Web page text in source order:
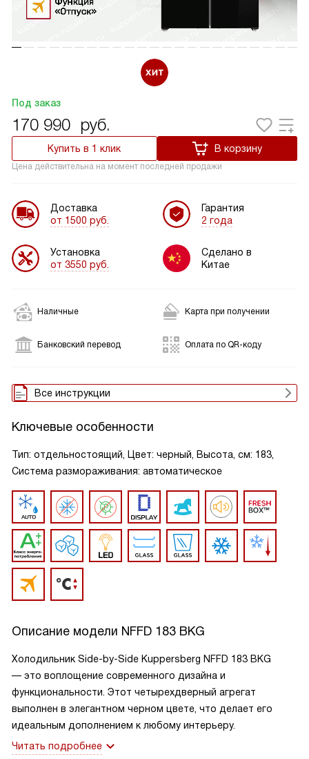
Под заказ
170 990 руб.
Купить в 1 клик В корзину
Цена действительна на момент последней продажи
Доставка
от 1500 руб.
Установка
от 3550 руб.
Гарантия
2 года
Сделано в
Китае
Наличные Карта при получении
Банковский перевод Оплата по QR-коду
Все инструкции
Ключевые особенности
Тип: отдельностоящий, Цвет: черный, Высота, см: 183,
Система размораживания: автоматическое
Описание модели NFFD 183 BKG
Холодильник Side-by-Side Kuppersberg NFFD 183 BKG
— это воплощение современного дизайна и
функциональности. Этот четырехдверный агрегат
выполнен в элегантном черном цвете, что делает его
идеальным дополнением к любому интерьеру.
Читать подробнее